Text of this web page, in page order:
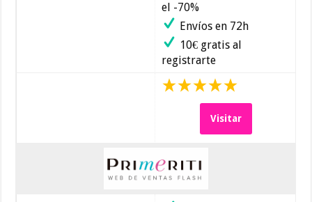
el -70%
Envíos en 72h
10€ gratis al
registrarte
Visitar